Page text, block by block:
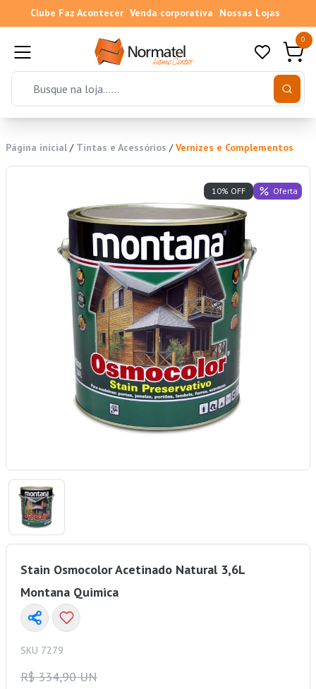
Clube Faz Acontecer Venda corporativa Nossas Lojas
0
Página inicial / Tintas e Acessórios /Vernizes e Complementos
10% OFF Oferta
Stain Osmocolor Acetinado Natural 3,6L
Montana Quimica
SKU 7279
R$ 334,90 UN